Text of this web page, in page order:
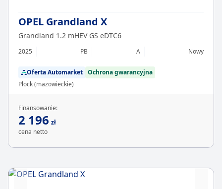
OPEL Grandland X
Grandland 1.2 mHEV GS eDTC6
2025 PB A Nowy
Oferta Automarket Ochrona gwarancyjna
Płock (mazowieckie)
Finansowanie:
2 196 zł
cena netto